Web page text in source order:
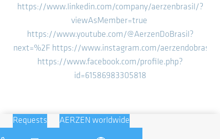
https://www.linkedin.com/company/aerzenbrasil/?
viewAsMember=true
https://www.youtube.com/@AerzenDoBrasil?
next=%2F https://www.instagram.com/aerzendobrasil/
https://www.facebook.com/profile.php?
id=61586983305818
Requests AERZEN worldwide